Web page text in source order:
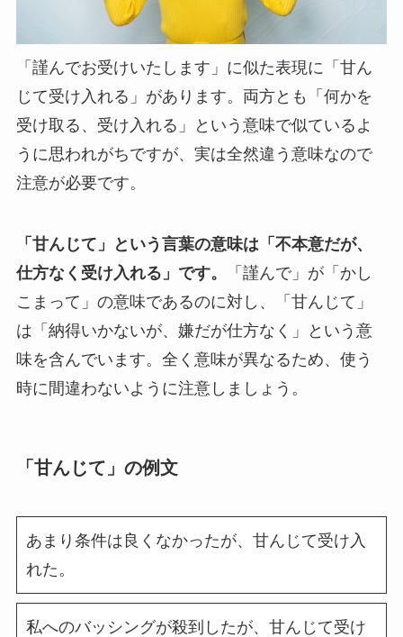
「謹んでお受けいたします」に似た表現に「甘ん
じて受け入れる」があります。両方とも「何かを
受け取る、受け入れる」という意味で似ているよ
うに思われがちですが、実は全然違う意味なので
注意が必要です。
「甘んじて」という言葉の意味は「不本意だが、
仕方なく受け入れる」です。
「謹んで」が「かし
こまって」の意味であるのに対し、「甘んじて」
は「納得いかないが、嫌だが仕方なく」という意
味を含んでいます。全く意味が異なるため、使う
時に間違わないように注意しましょう。
「甘んじて」の例文
あまり条件は良くなかったが、甘んじて受け入
れた。
私へのバッシングが殺到したが、甘んじて受け